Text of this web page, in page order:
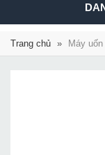
Trang chủ » Máy